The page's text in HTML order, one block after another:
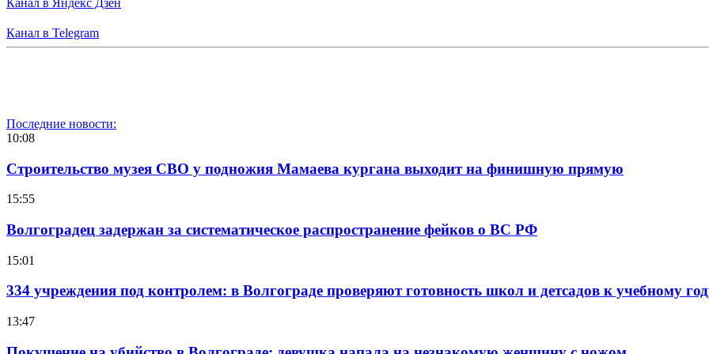
Канал в Telegram
Последние новости:
10:08
Строительство музея СВО у подножия Мамаева кургана выходит на финишную прямую
15:55
Волгоградец задержан за систематическое распространение фейков о ВС РФ
15:01
334 учреждения под контролем: в Волгограде проверяют готовность школ и детсадов к учебному
13:47